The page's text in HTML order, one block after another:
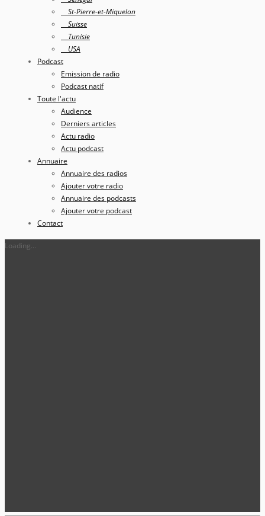
St-Pierre-et-Miquelon
Suisse
Tunisie
USA
Podcast
Emission de radio
Podcast natif
Toute l'actu
Audience
Derniers articles
Actu radio
Actu podcast
Annuaire
Annuaire des radios
Ajouter votre radio
Annuaire des podcasts
Ajouter votre podcast
Contact
Loading...